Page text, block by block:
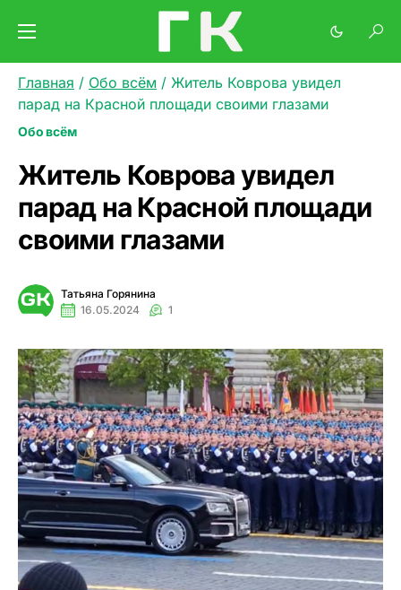
Главная / Обо всём / Житель Коврова увидел
парад на Красной площади своими глазами
Обо всём
Житель Коврова увидел
парад на Красной площади
своими глазами
Татьяна Горянина
16.05.2024
1